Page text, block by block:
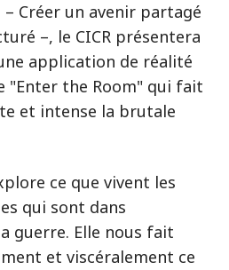
Créer un avenir partagé
–, le CICR présentera
application de réalité
"Enter the Room" qui fait
et intense la brutale
ce que vivent les
qui sont dans
guerre. Elle nous fait
et viscéralement ce